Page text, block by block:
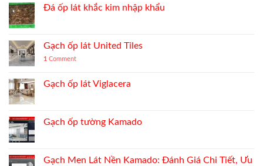
Đá ốp lát khắc kim nhập khẩu
Gạch ốp lát United Tiles
1 Comment
Gạch ốp lát Viglacera
Gạch ốp tường Kamado
Gạch Men Lát Nền Kamado: Đánh Giá Chi Tiết, Ưu